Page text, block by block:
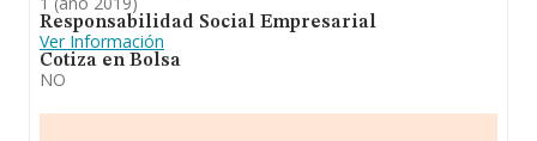
Responsabilidad Social Empresarial
Ver Información
Cotiza en Bolsa
NO